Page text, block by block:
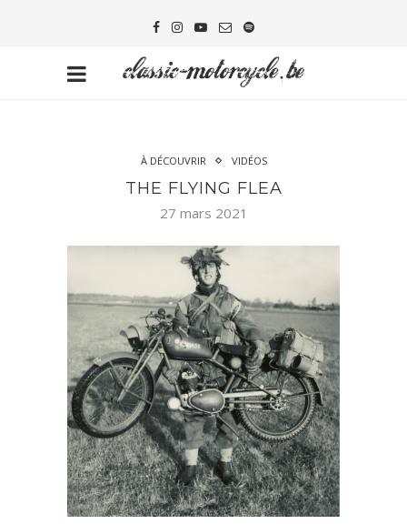
À DÉCOUVRIR VIDÉOS
THE FLYING FLEA
27 mars 2021